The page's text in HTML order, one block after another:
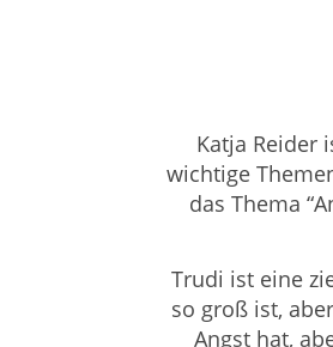
Katja Reider
wichtige
das Thema
Trudi ist eine
so groß ist,
Angst hat,